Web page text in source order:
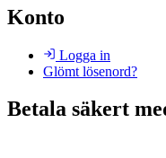
Konto
Logga in
Glömt lösenord?
Betala säkert